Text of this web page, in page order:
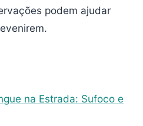
podem ajudar
na Estrada: Sufoco e